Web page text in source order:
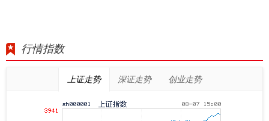
行情指数
上证走势 深证走势 创业走势